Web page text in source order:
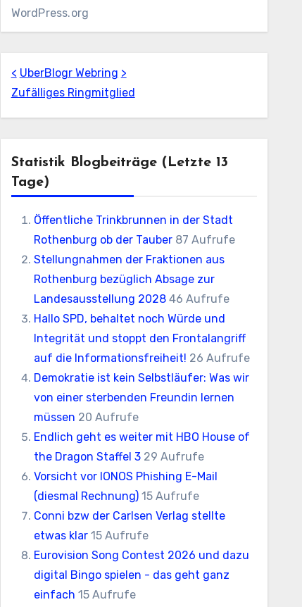
WordPress.org
< UberBlogr Webring >
Zufälliges Ringmitglied
Statistik Blogbeiträge (letzte 13
Tage)
Öffentliche Trinkbrunnen in der Stadt
Rothenburg ob der Tauber 87 Aufrufe
Stellungnahmen der Fraktionen aus
Rothenburg bezüglich Absage zur
Landesausstellung 2028 46 Aufrufe
Hallo SPD, behaltet noch Würde und
Integrität und stoppt den Frontalangriff
auf die Informationsfreiheit! 26 Aufrufe
Demokratie ist kein Selbstläufer: Was wir
von einer sterbenden Freundin lernen
müssen 20 Aufrufe
Endlich geht es weiter mit HBO House of
the Dragon Staffel 3 29 Aufrufe
Vorsicht vor IONOS Phishing E-Mail
(diesmal Rechnung) 15 Aufrufe
Conni bzw der Carlsen Verlag stellte
etwas klar 15 Aufrufe
Eurovision Song Contest 2026 und dazu
digital Bingo spielen - das geht ganz
einfach 15 Aufrufe